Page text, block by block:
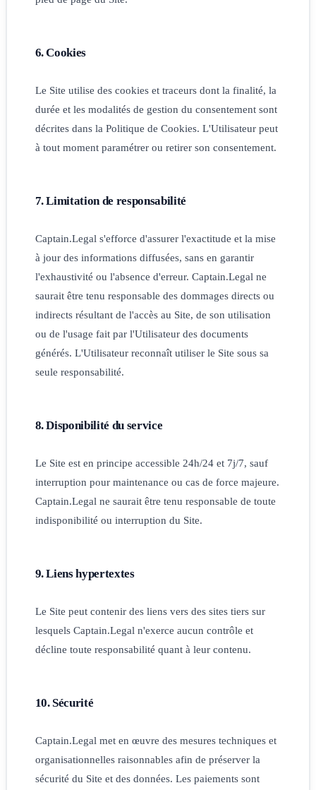
6. Cookies
Le Site utilise des cookies et traceurs dont la finalité, la
durée et les modalités de gestion du consentement sont
décrites dans la Politique de Cookies. L'Utilisateur peut
à tout moment paramétrer ou retirer son consentement.
7. Limitation de responsabilité
Captain.Legal s'efforce d'assurer l'exactitude et la mise
à jour des informations diffusées, sans en garantir
l'exhaustivité ou l'absence d'erreur. Captain.Legal ne
saurait être tenu responsable des dommages directs ou
indirects résultant de l'accès au Site, de son utilisation
ou de l'usage fait par l'Utilisateur des documents
générés. L'Utilisateur reconnaît utiliser le Site sous sa
seule responsabilité.
8. Disponibilité du service
Le Site est en principe accessible 24h/24 et 7j/7, sauf
interruption pour maintenance ou cas de force majeure.
Captain.Legal ne saurait être tenu responsable de toute
indisponibilité ou interruption du Site.
9. Liens hypertextes
Le Site peut contenir des liens vers des sites tiers sur
lesquels Captain.Legal n'exerce aucun contrôle et
décline toute responsabilité quant à leur contenu.
10. Sécurité
Captain.Legal met en œuvre des mesures techniques et
organisationnelles raisonnables afin de préserver la
sécurité du Site et des données. Les paiements sont